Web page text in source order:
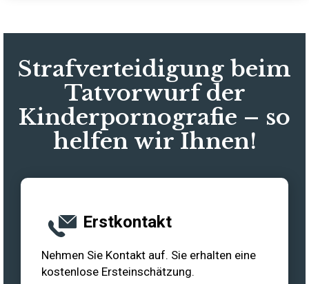
Strafverteidigung beim
Tatvorwurf der
Kinderpornografie – so
helfen wir Ihnen!
Erstkontakt
Nehmen Sie Kontakt auf. Sie erhalten eine
kostenlose Ersteinschätzung.